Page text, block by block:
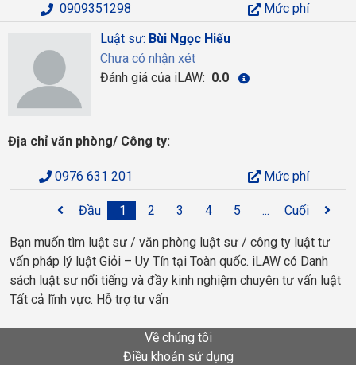
0909351298
Mức phí
Luật sư: Bùi Ngọc Hiếu
Chưa có nhận xét
Đánh giá của iLAW: 0.0
Địa chỉ văn phòng/ Công ty:
0976 631 201 Mức phí
Đầu 1 2 3 4 5 ... Cuối
Bạn muốn tìm luật sư / văn phòng luật sư / công ty luật tư
vấn pháp lý luật Giỏi – Uy Tín tại Toàn quốc. iLAW có Danh
sách luật sư nổi tiếng và đầy kinh nghiệm chuyên tư vấn luật
Tất cả lĩnh vực. Hỗ trợ tư vấn
Về chúng tôi
Điều khoản sử dụng